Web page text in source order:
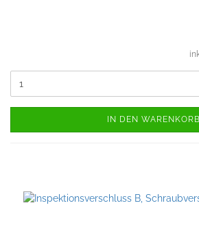
IN DEN WARENKORB